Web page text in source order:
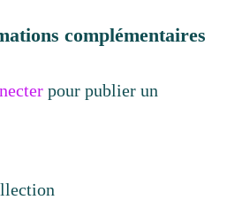
complémentaires
pour publier un